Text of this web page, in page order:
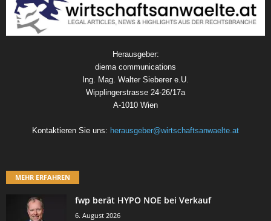
Herausgeber:
diema communications
Ing. Mag. Walter Sieberer e.U.
Wipplingerstrasse 24-26/17a
A-1010 Wien
Kontaktieren Sie uns: herausgeber@wirtschaftsanwaelte.at
MEHR ERFAHREN
fwp berät HYPO NOE bei Verkauf
6. August 2026